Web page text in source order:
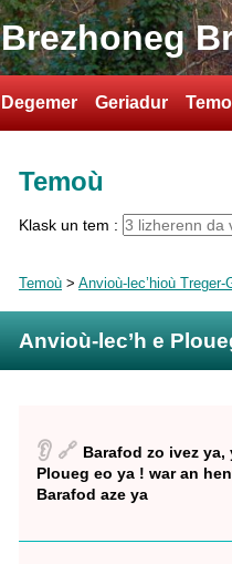
Brezhoneg
Degemer Geriadur
Temoù
Klask un tem :
Temoù > Anvioù-lec’hioù Treger-
Anvioù-lec’h e
👂 🔗 Barafod zo ivez ya,
Ploueg eo ya ! war an
Barafod aze ya